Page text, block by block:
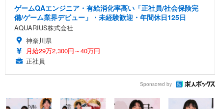
ゲームQAエンジニア・有給消化率高い「正社員/社会保険完
備/ゲーム業界デビュー」・未経験歓迎・年間休日125日
AQUARIUS株式会社
神奈川県
月給29万2,300円～40万円
正社員
Sponsored by